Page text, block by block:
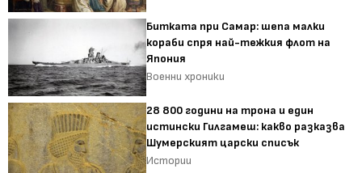
Битката при Самар: шепа малки
кораби спря най-тежкия флот на
Япония
Военни хроники
28 800 години на трона и един
истински Гилгамеш: какво разказва
Шумерският царски списък
Истории